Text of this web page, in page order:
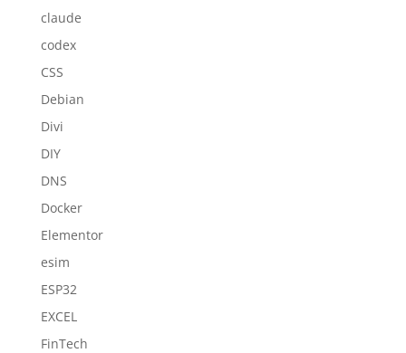
claude
codex
CSS
Debian
Divi
DIY
DNS
Docker
Elementor
esim
ESP32
EXCEL
FinTech